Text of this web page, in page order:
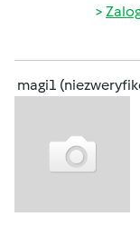
magi1